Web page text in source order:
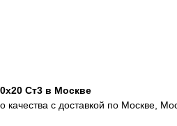
Ст3 в Москве
с доставкой по Москве,